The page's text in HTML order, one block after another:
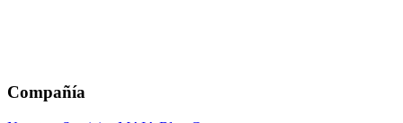
Compañía